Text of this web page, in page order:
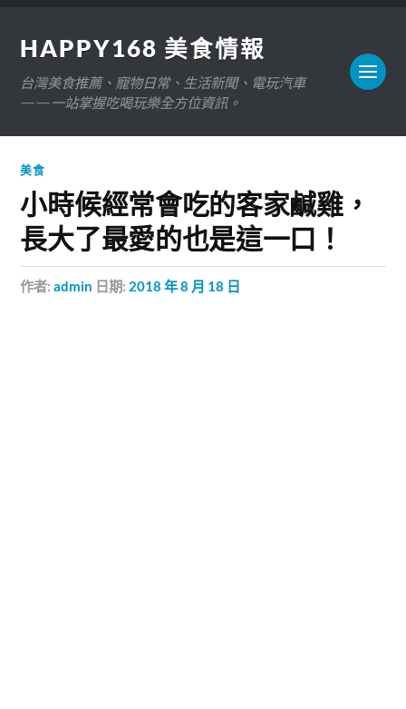
HAPPY168 美食情報
台灣美食推薦、寵物日常、生活新聞、電玩汽車
——一站掌握吃喝玩樂全方位資訊。
美食
小時候經常會吃的客家鹹雞，
長大了最愛的也是這一口！
作者:admin 日期: 2018 年 8 月 18 日